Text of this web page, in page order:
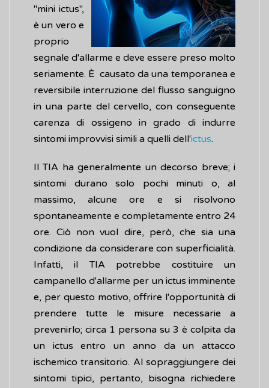
"mini ictus",
è un vero e
proprio
segnale d'allarme e deve essere preso molto
seriamente. È causato da una temporanea e
reversibile interruzione del flusso sanguigno
in una parte del cervello, con conseguente
carenza di ossigeno in grado di indurre
sintomi improvvisi simili a quelli dell'ictus.
Il TIA ha generalmente un decorso breve; i
sintomi durano solo pochi minuti o, al
massimo, alcune ore e si risolvono
spontaneamente e completamente entro 24
ore. Ciò non vuol dire, però, che sia una
condizione da considerare con superficialità.
Infatti, il TIA potrebbe costituire un
campanello d'allarme per un ictus imminente
e, per questo motivo, offrire l'opportunità di
prendere tutte le misure necessarie a
prevenirlo; circa 1 persona su 3 è colpita da
un ictus entro un anno da un attacco
ischemico transitorio. Al sopraggiungere dei
sintomi tipici, pertanto, bisogna richiedere